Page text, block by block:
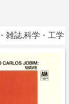
雑誌,科学・工学